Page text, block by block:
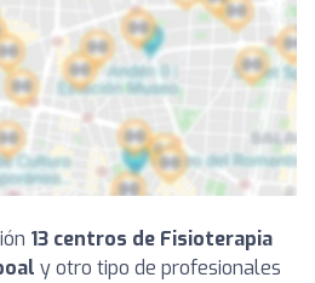
13 centros de Fisioterapia
y otro tipo de profesionales